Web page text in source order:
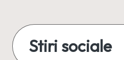
content
Stiri sociale